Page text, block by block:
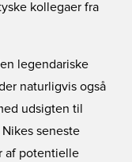
kollegaer fra
legendariske
naturligvis også
udsigten til
seneste
af potentielle